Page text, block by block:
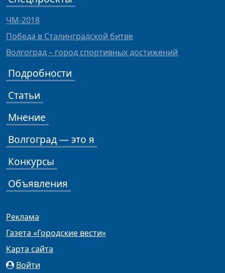
ЧМ-2018
Победа в Сталинградской битве
Волгоград – город спортивных достижений
Подробности
Статьи
Мнение
Волгоград — это я
Конкурсы
Объявления
Реклама
Газета «Городские вести»
Карта сайта
Войти